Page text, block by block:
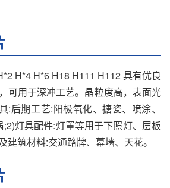
H*4 H*6 H18 H111 H112 具有优良
可用于深冲工艺。晶粒度高，表面光
:后期工艺:阳极氧化、搪瓷、喷涂、
灯具配件:灯罩等用于下照灯、层板
建筑材料:交通路牌、幕墙、天花。